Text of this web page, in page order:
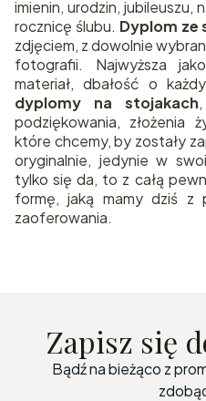
imienin, urodzin, jubileuszu,
rocznicę ślubu. Dyplom ze
zdjęciem, z dowolnie
fotografii. Najwyższa
materiał, dbałość o
dyplomy na stojakach
podziękowania, złożenia
które chcemy, by zostały
oryginalnie, jedynie w
tylko się da, to z całą
formę, jaką mamy dziś z
zaoferowania.
Zapisz się
Bądź na bieżąco z